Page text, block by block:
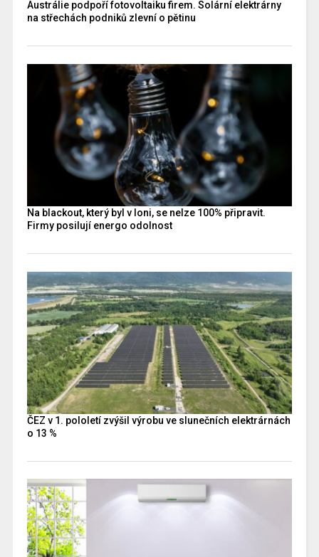
Austrálie podpoří fotovoltaiku firem. Solární elektrárny
na střechách podniků zlevní o pětinu
Na blackout, který byl v loni, se nelze 100% připravit.
Firmy posilují energo odolnost
ČEZ v 1. pololetí zvýšil výrobu ve slunečních elektrárnách
o 13 %